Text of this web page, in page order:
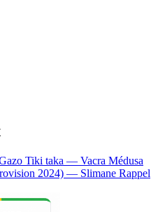
Tiki taka — Vacra Médusa
2024) — Slimane Rappel